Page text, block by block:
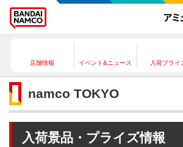
店舗情報 イベント&ニュース 入荷プライ
namco TOKYO
入荷景品・プライズ情報